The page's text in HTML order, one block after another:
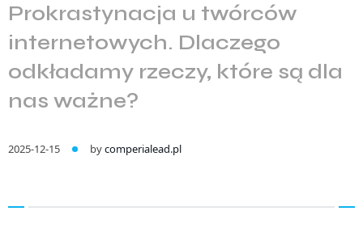
Prokrastynacja u twórców
internetowych. Dlaczego
odkładamy rzeczy, które są dla
nas ważne?
2025-12-15 bycomperialead.pl